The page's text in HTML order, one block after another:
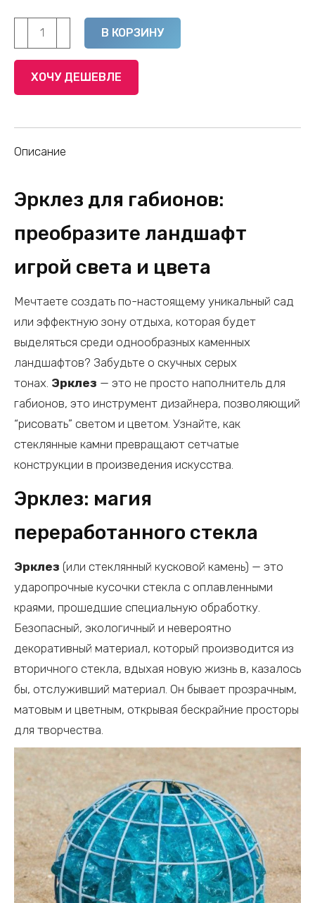
Количество
товара
Эрклез
габионов
В КОРЗИНУ
ХОЧУ ДЕШЕВЛЕ
Описание
Эрклез для габионов:
преобразите ландшафт
игрой света и цвета
Мечтаете создать по-настоящему уникальный сад
или эффектную зону отдыха, которая будет
выделяться среди однообразных каменных
ландшафтов? Забудьте о скучных серых
тонах. Эрклез — это не просто наполнитель для
габионов, это инструмент дизайнера, позволяющий
“рисовать” светом и цветом. Узнайте, как
стеклянные камни превращают сетчатые
конструкции в произведения искусства.
Эрклез: магия
переработанного стекла
Эрклез (или стеклянный кусковой камень) — это
ударопрочные кусочки стекла с оплавленными
краями, прошедшие специальную обработку.
Безопасный, экологичный и невероятно
декоративный материал, который производится из
вторичного стекла, вдыхая новую жизнь в, казалось
бы, отслуживший материал. Он бывает прозрачным,
матовым и цветным, открывая бескрайние просторы
для творчества.